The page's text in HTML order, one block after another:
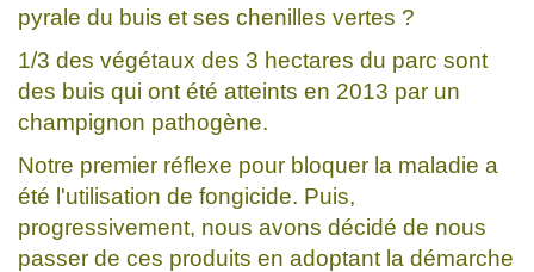
pyrale du buis et ses chenilles vertes ?
1/3 des végétaux des 3 hectares du parc sont
des buis qui ont été atteints en 2013 par un
champignon pathogène.
Notre premier réflexe pour bloquer la maladie a
été l'utilisation de fongicide. Puis,
progressivement, nous avons décidé de nous
passer de ces produits en adoptant la démarche